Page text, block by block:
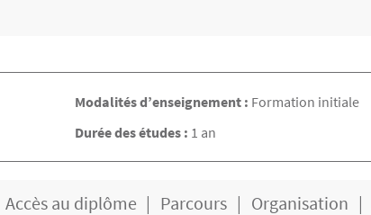
Modalités d’enseignement : Formation initiale
Durée des études : 1 an
Accès au diplôme Parcours Organisation